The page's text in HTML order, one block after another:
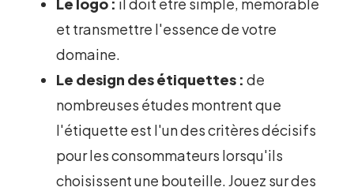
et transmettre l'essence de votre
domaine.
Le design des étiquettes : de
nombreuses études montrent que
l'étiquette est l'un des critères décisifs
pour les consommateurs lorsqu'ils
choisissent une bouteille. Jouez sur des